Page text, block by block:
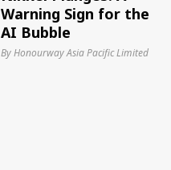
Warning Sign for the
AI Bubble
By Honourway Asia Pacific Limited